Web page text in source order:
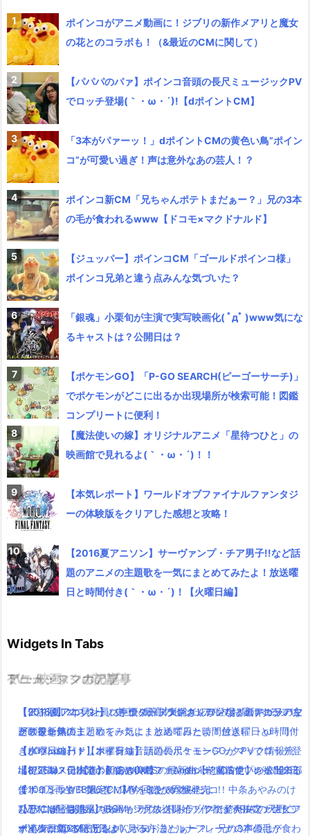
ポインコがアニメ動画に！ジブリの新作メアリと魔女
の花とのコラボも！（&最近のCMに関して）
【パパパのパァ】ポインコ音頭の長尺ミュージックPV
でロッチ登場(｀・ω・´)!【dポイントCM】
「3本がパァーッ！」dポイントCMの黄色い鳥”ポイン
コ”が可愛い過ぎ！声は意外なあの芸人！？
ポインコ新CM「兄ちゃんポテトまだぁー？」兄の3本
の毛が食われるwww【ドコモ×マクドナルド】
【ジュッパー】ポインコCM「ゴールドポインコ様」
ポインコ兄弟と違う点みんな気づいた？
「銀魂」小栗旬が主演で実写映画化( ﾟдﾟ )www気にな
るキャストは？公開日は？
【ポケモンGO】「P-GO SEARCH(ピーゴーサーチ)」
でポケモンがどこに出るか出現場所が検索可能！図鑑
コンプリートに便利！
【魔法使いの嫁】オリジナルアニメ「星待つひと」の
映画館で見れるよ(｀・ω・´)！！
【本気レポート】ワールドオブファイナルファンタジ
ーの体験版をクリアした感想と攻略！
【2016夏アニソン】サーヴァンプ・チア男子!!など話
題のアニメの主題歌を一気にまとめてみたよ！放送曜
日と時間付き(｀・ω・´)！【火曜日編】
Widgets In Tabs
TV・映画
【伝説回】zip貝社員に声優の浪川大輔さんが登場！新キャラハマ
グリ役を熱演！
【パパパのパァ】ポインコ音頭の長尺ミュージックPVでロッチ登
場(｀・ω・´)!【dポイントCM】
【ポインコWEB限定CM】今回はかめポインコ！中条あやみのけ
ん玉にも注目！
ポインコ新CM「兄ちゃんポテトまだぁー？」兄の3本の毛が食わ
ゲーム・スマホアプリ
「アイドルマスター」史上、最高のビジュアルでお届けするシリ
ーズ最新作！
【ダウンロードリンク有り】話題のポケモンGOがマック情報流
出で延期？日本での配信はいつ？！AndroidとiOSでプレイ出来る
よ！
【TVCM配信開始】映画キングスグレイブ ファイナルファンタジ
ーXV気になる発売日は！見る方法とルナフレーナの声優は？
アニメ・マンガの記事
【2016夏アニソン】ツキウタ。プラネタリアンなどのアニメの主
題歌を一気にまとめてみたよ！放送曜日と時間付き(｀・ω・´)！
【水曜日編】
【祝アニメ化決定！】あの美麗ファンタジー”魔法使いの嫁”全3部
作！コミックス第6巻・7巻・8巻で同梱発売
TVアニメ「あまんちゅ！」7月放送開始！作者は”ARIA”の天野こ
ずえ！日常×ダイビング
ミュージックの記事
【2016夏アニソン】バッテリー・ダンガンロンパ３・レガリアな
どのアニメの主題歌を一気にまとめてみたよ！放送曜日と時間付
き(｀・ω・´)！【木曜日編】
【8/26Mステ出演】RADWIMPSの最新曲【前前前世】が公開2日
で100万再生！ついでにMVをまとめてみたよ！
ひとりぼっち惑星のBGMがサウンドトラックで発売決定！生ピア
ノ演奏がCDで聴けるよ(｀・ω・´)